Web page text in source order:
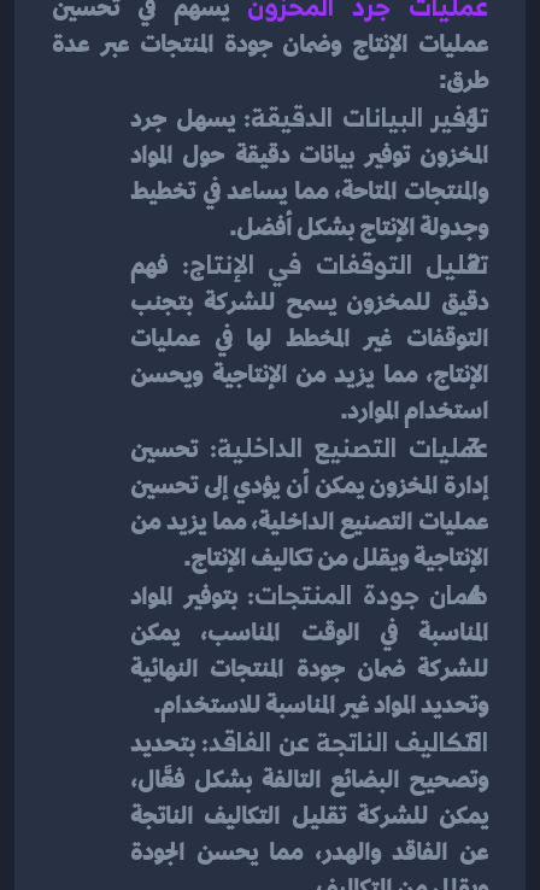
طرق:
توفير البيانات الدقيقة: يسهل جرد
المخزون توفير بيانات دقيقة حول المواد
والمنتجات المتاحة، مما يساعد في تخطيط
وجدولة الإنتاج بشكل أفضل.
تقليل التوقفات في الإنتاج:
استخدام الموارد.
عمليات التصنيع الداخلية:
الإنتاجية ويقلل من تكاليف الإنتاج.
ضمان جودة المنتجات: بتوفير المواد
للشركة ضمان جودة المنتجات النهائية
وتحديد المواد غير المناسبة للاستخدام.
التكاليف الناتجة عن الفاقد: بتحديد
يمكن للشركة تقليل التكاليف الناتجة